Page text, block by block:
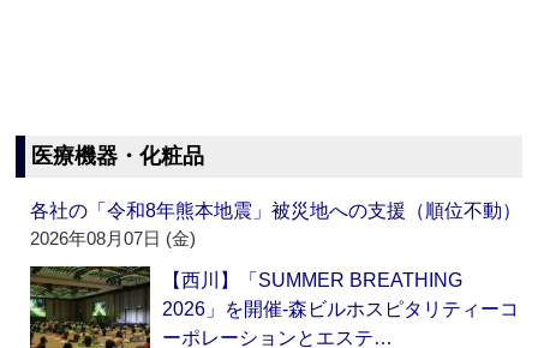
医療機器・化粧品
各社の「令和8年熊本地震」被災地への支援（順位不動）
2026年08月07日 (金)
【西川】「SUMMER BREATHING
2026」を開催‐森ビルホスピタリティーコ
ーポレーションとエステ…